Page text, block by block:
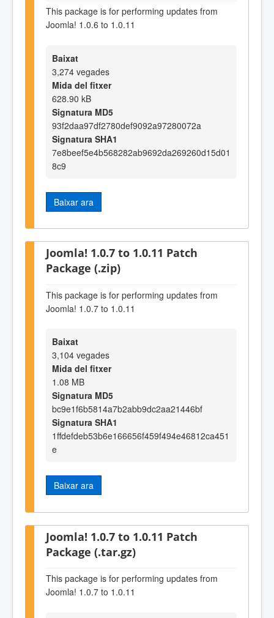
This package is for performing updates from
Joomla! 1.0.6 to 1.0.11
Baixat
3,274 vegades
Mida del fitxer
628.90 kB
Signatura MD5
93f2daa97df2780def9092a97280072a
Signatura SHA1
7e8beef5e4b568282ab9692da269260d15d01
8c9
Baixar ara
Joomla! 1.0.7 to 1.0.11 Patch
Package (.zip)
This package is for performing updates from
Joomla! 1.0.7 to 1.0.11
Baixat
3,104 vegades
Mida del fitxer
1.08 MB
Signatura MD5
bc9e1f6b5814a7b2abb9dc2aa21446bf
Signatura SHA1
1ffdefdeb53b6e166656f459f494e46812ca451
e
Baixar ara
Joomla! 1.0.7 to 1.0.11 Patch
Package (.tar.gz)
This package is for performing updates from
Joomla! 1.0.7 to 1.0.11